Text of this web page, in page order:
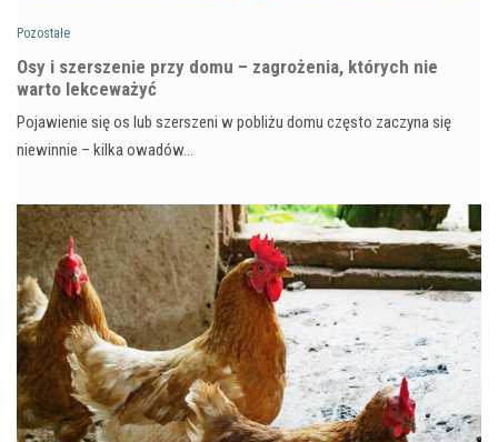
Pozostałe
Osy i szerszenie przy domu – zagrożenia, których nie
warto lekceważyć
Pojawienie się os lub szerszeni w pobliżu domu często zaczyna się
niewinnie – kilka owadów…